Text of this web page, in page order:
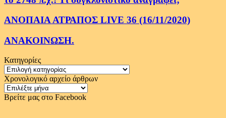
ΑΝΟΠΑΙΑ ΑΤΡΑΠΟΣ LIVE 36 (16/11/2020)
ΑΝΑΚΟΙΝΩΣΗ.
Κατηγορίες
Κατηγορίες
Χρονολογικό αρχείο άρθρων
Χρονολογικό
αρχείο
Βρείτε μας στο Facebook